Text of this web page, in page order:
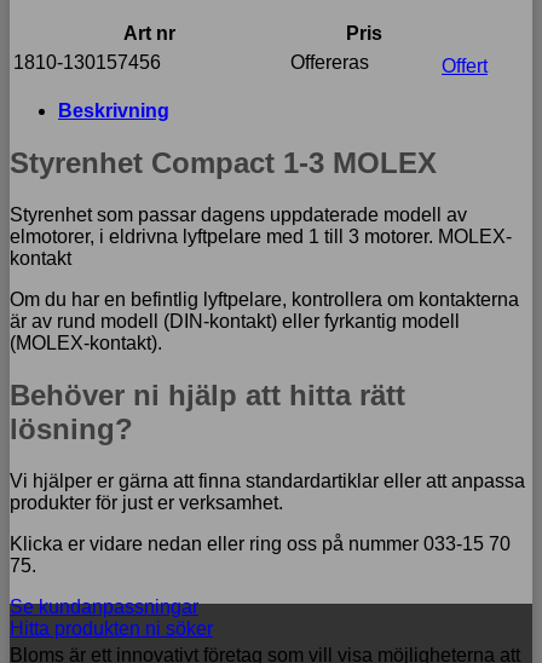
Art nr
Pris
1810-130157456
Offereras Offert
Beskrivning
Styrenhet Compact 1-3 MOLEX
Styrenhet som passar dagens uppdaterade modell av
elmotorer, i eldrivna lyftpelare med 1 till 3 motorer. MOLEX-
kontakt
Om du har en befintlig lyftpelare, kontrollera om kontakterna
är av rund modell (DIN-kontakt) eller fyrkantig modell
(MOLEX-kontakt).
Behöver ni hjälp att hitta rätt
lösning?
Vi hjälper er gärna att finna standardartiklar eller att anpassa
produkter för just er verksamhet.
Klicka er vidare nedan eller ring oss på nummer 033-15 70
75.
Se kundanpassningar
Hitta produkten ni söker
Bloms är ett innovativt företag som vill visa möjligheterna att